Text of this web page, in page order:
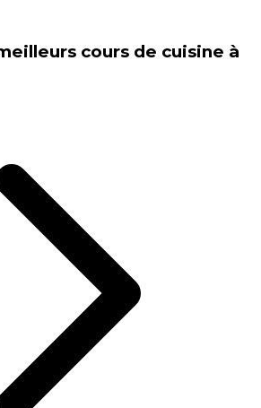
cours de cuisine à